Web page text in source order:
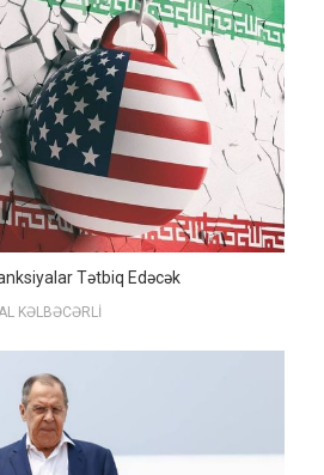
Tətbiq Edəcək
KƏLBƏCƏRLİ